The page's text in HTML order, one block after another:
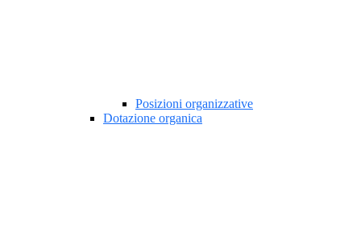
Posizioni organizzative
Dotazione organica